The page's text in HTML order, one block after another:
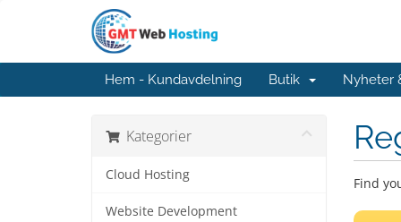
Hem - Kundavdelning Butik Nyheter
Kategorier
Cloud Hosting
Website Development
Find